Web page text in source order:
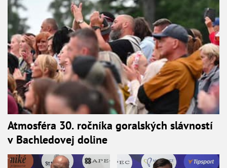
Atmosféra 30. ročníka goralských slávností
v Bachledovej doline